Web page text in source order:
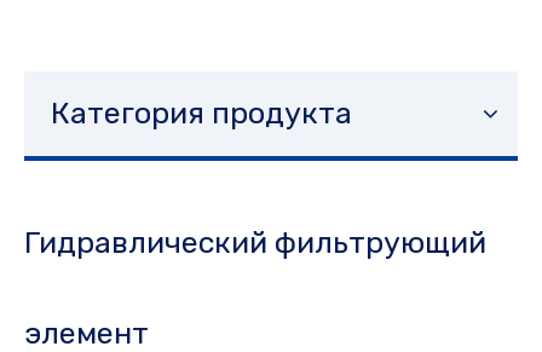
Категория продукта
Гидравлический фильтрующий
элемент